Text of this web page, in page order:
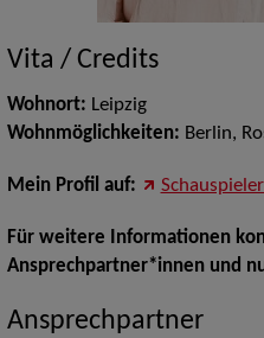
Vita / Credits
Wohnort: Leipzig
Wohnmöglichkeiten: Berlin,
Mein Profil auf:
Für weitere Informationen
Ansprechpartner*innen und
Ansprechpartner